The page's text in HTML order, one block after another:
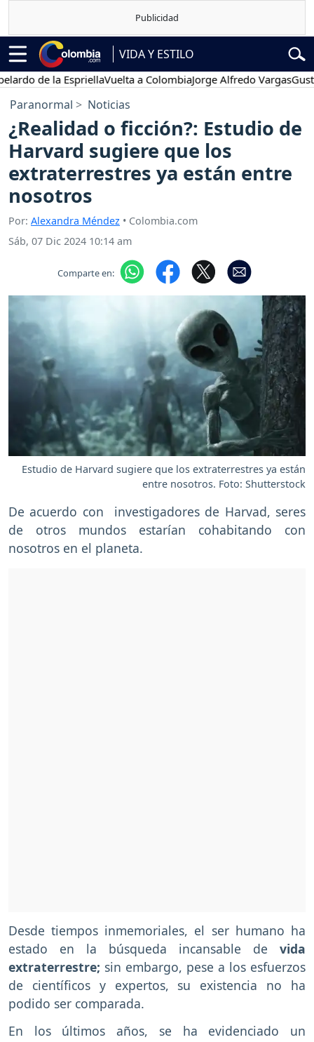
VIDA Y ESTILO
de la EspriellaVuelta a ColombiaJorge Alfredo Vargas
Paranormal Noticias
¿Realidad o ficción?: Estudio de
Harvard sugiere que los
extraterrestres ya están entre
nosotros
Por: Alexandra Méndez • Colombia.com
Sáb, 07 Dic 2024 10:14 am
Comparte en:
Estudio de Harvard sugiere que los extraterrestres ya están
entre nosotros. Foto: Shutterstock
De acuerdo con investigadores de Harvad, seres
de otros mundos estarían cohabitando con
nosotros en el planeta.
Desde tiempos inmemoriales, el ser humano ha
estado en la búsqueda incansable de vida
extraterrestre; sin embargo, pese a los esfuerzos
de científicos y expertos, su existencia no ha
podido ser comparada.
En los últimos años, se ha evidenciado un